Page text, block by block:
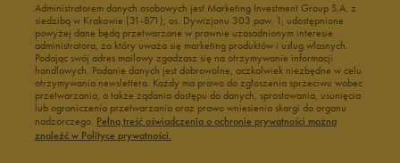
Administratorem danych osobowych jest Marketing Investment Group S.A. z
siedzibą w Krakowie (31-871), os. Dywizjonu 303 paw. 1, udostępnione
powyżej dane będą przetwarzane w prawnie uzasadnionym interesie
administratora, za który uważa się marketing produktów i usług własnych.
Podając swój adres mailowy zgadzasz się na otrzymywanie informacji
handlowych. Podanie danych jest dobrowolne, aczkolwiek niezbędne w celu
otrzymywania newslettera. Każdy ma prawo do zgłoszenia sprzeciwu wobec
przetwarzania, a także żądania dostępu do danych, sprostowania, usunięcia
lub ograniczenia przetwarzania oraz prawo wniesienia skargi do organu
nadzorczego. Pełną treść oświadczenia o ochronie prywatności można
znaleźć w Polityce prywatności.